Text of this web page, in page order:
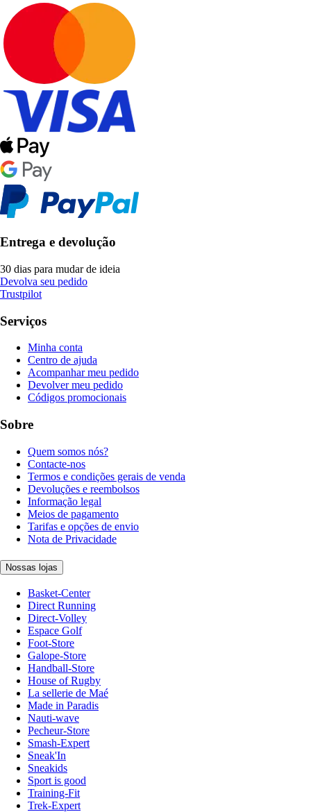
Entrega e devolução
30 dias para mudar de ideia
Devolva seu pedido
Trustpilot
Serviços
Minha conta
Centro de ajuda
Acompanhar meu pedido
Devolver meu pedido
Códigos promocionais
Sobre
Quem somos nós?
Contacte-nos
Termos e condições gerais de venda
Devoluções e reembolsos
Informação legal
Meios de pagamento
Tarifas e opções de envio
Nota de Privacidade
Nossas lojas
Basket-Center
Direct Running
Direct-Volley
Espace Golf
Foot-Store
Galope-Store
Handball-Store
House of Rugby
La sellerie de Maé
Made in Paradis
Nauti-wave
Pecheur-Store
Smash-Expert
Sneak'In
Sneakids
Sport is good
Training-Fit
Trek-Expert